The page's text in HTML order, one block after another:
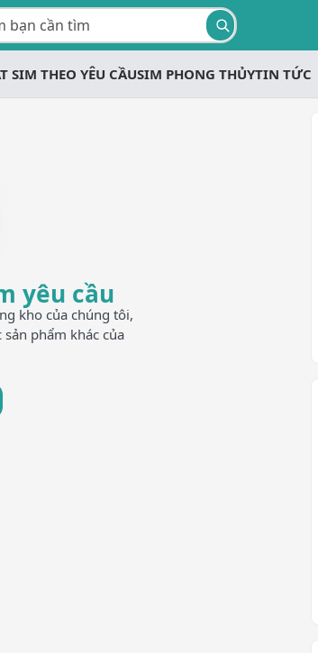
SIM THEO YÊU CẦUSIM PHONG THỦYTIN TỨC
yêu cầu
kho của chúng tôi,
phẩm khác của